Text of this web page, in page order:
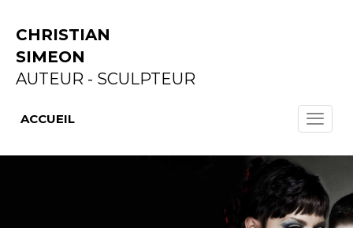
CHRISTIAN
SIMEON
AUTEUR - SCULPTEUR
ACCUEIL